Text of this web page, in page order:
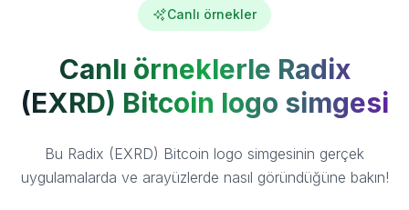
Canlı örnekler
Canlı örneklerle Radix
(EXRD) Bitcoin logo simgesi
Bu Radix (EXRD) Bitcoin logo simgesinin gerçek
uygulamalarda ve arayüzlerde nasıl göründüğüne bakın!